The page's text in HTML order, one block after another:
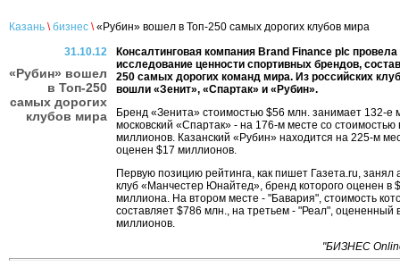
Казань \ бизнес \«Рубин» вошел в Топ-250 самых дорогих клубов мира
31.10.12
«Рубин» вошел
в Топ-250
самых дорогих
клубов мира
Консалтинговая компания Brand Finance plc провела
исследование ценности спортивных брендов,
250 самых дорогих команд мира. Из российских
вошли «Зенит», «Спартак» и «Рубин».
Бренд «Зенита» стоимостью $56 млн. занимает 132-е
московский «Спартак» - на 176-м месте со стоимостью
миллионов. Казанский «Рубин» находится на 225-м
оценен $17 миллионов.
Первую позицию рейтинга, как пишет Газета.ru, занял
клуб «Манчестер Юнайтед», бренд которого оценен в
миллиона. На втором месте - "Бавария", стоимость
составляет $786 млн., на третьем - "Реал", оцененный
миллионов.
"БИЗНЕС